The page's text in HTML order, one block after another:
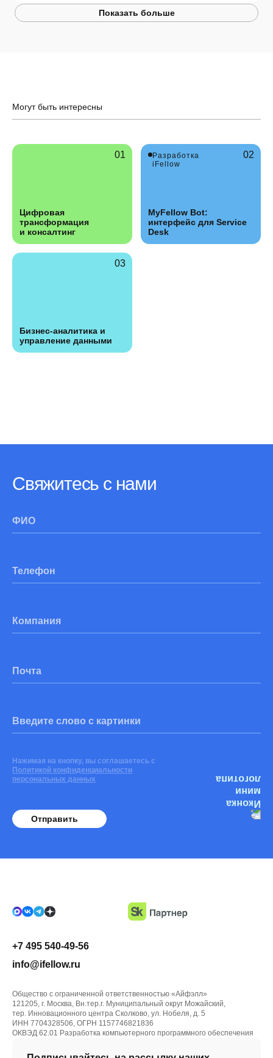
Показать больше
Могут быть интересны
Цифровая
трансформация
и консалтинг
Разработка
iFellow
MyFellow Bot:
интерфейс для Service
Desk
Бизнес-аналитика и
управление данными
Свяжитесь с нами
ФИО
Телефон
Компания
Почта
Введите слово с картинки
Отправить
Нажимая на кнопку, вы соглашаетесь с
Политикой конфиденциальности
персональных данных
+7 495 540-49-56
info@ifellow.ru
Общество с ограниченной ответственностью «Айфэлл»
121205, г. Москва, Вн.тер.г. Муниципальный округ Можайский,
тер. Инновационного центра Сколково, ул. Нобеля, д. 5
ИНН 7704328506, ОГРН 1157746821836
ОКВЭД 62.01 Разработка компьютерного программного обеспечения